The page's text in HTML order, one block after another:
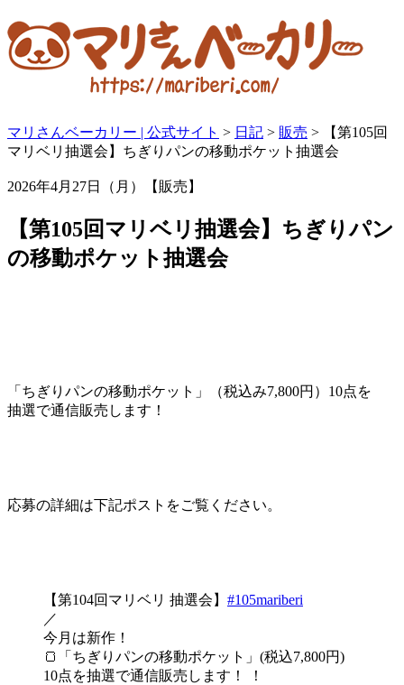
マリさんベーカリー | 公式サイト > 日記 > 販売 >
【第105回
マリベリ抽選会】ちぎりパンの移動ポケット抽選会
2026年4月27日（月）【販売】
【第105回マリベリ抽選会】ちぎりパン
の移動ポケット抽選会
「ちぎりパンの移動ポケット」（税込み7,800円）10点を
抽選で通信販売します！
応募の詳細は下記ポストをご覧ください。
【第104回マリベリ 抽選会】 #105mariberi
／
今月は新作！
🍞「ちぎりパンの移動ポケット」(税込7,800円)
10点を抽選で通信販売します！ ！